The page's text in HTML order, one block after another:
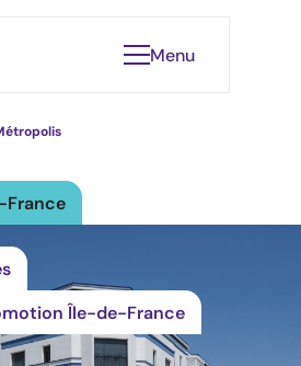
?
Menu
Île-de-France